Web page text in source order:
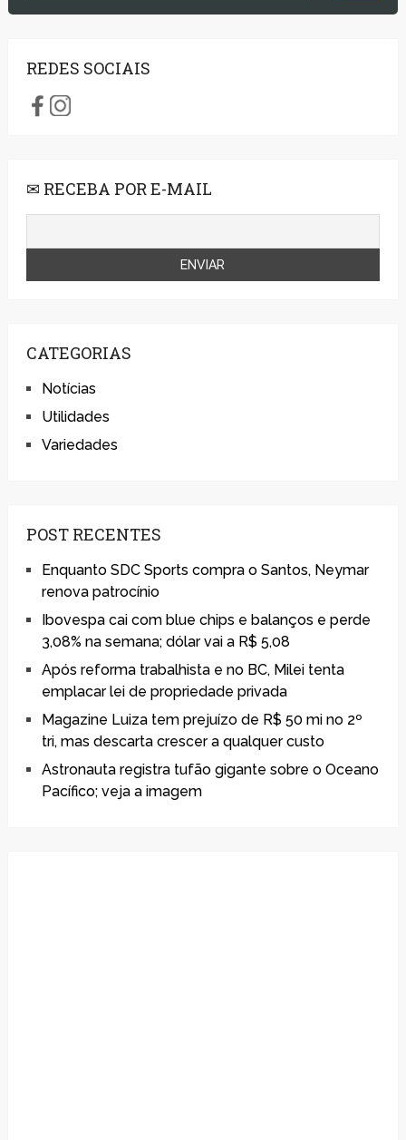
REDES SOCIAIS
✉ RECEBA POR E-MAIL
CATEGORIAS
Notícias
Utilidades
Variedades
POST RECENTES
Enquanto SDC Sports compra o Santos, Neymar
renova patrocínio
Ibovespa cai com blue chips e balanços e perde
3,08% na semana; dólar vai a R$ 5,08
Após reforma trabalhista e no BC, Milei tenta
emplacar lei de propriedade privada
Magazine Luiza tem prejuízo de R$ 50 mi no 2º
tri, mas descarta crescer a qualquer custo
Astronauta registra tufão gigante sobre o Oceano
Pacífico; veja a imagem